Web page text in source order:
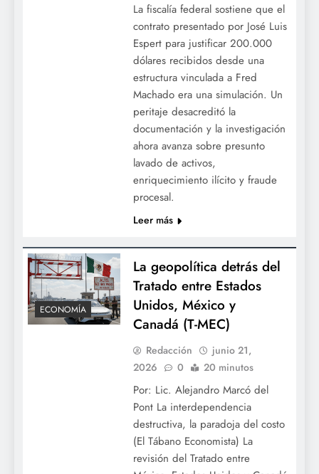
La fiscalía federal sostiene que el
contrato presentado por José Luis
Espert para justificar 200.000
dólares recibidos desde una
estructura vinculada a Fred
Machado era una simulación. Un
peritaje desacreditó la
documentación y la investigación
ahora avanza sobre presunto
lavado de activos,
enriquecimiento ilícito y fraude
procesal.
Leer más
ECONOMÍA
La geopolítica detrás del
Tratado entre Estados
Unidos, México y
Canadá (T-MEC)
Redacción
junio 21,
2026
0 20 minutos
Por: Lic. Alejandro Marcó del
Pont La interdependencia
destructiva, la paradoja del costo
(El Tábano Economista) La
revisión del Tratado entre